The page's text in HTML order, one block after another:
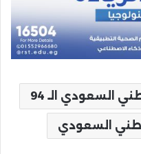
السعودي الـ 94
السعودي